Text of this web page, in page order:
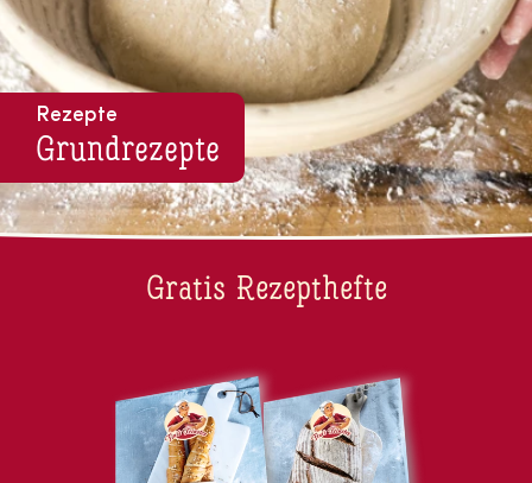
Rezepte
Grund­re­zep­te
Gratis Rezepthefte